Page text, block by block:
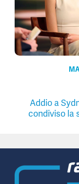
Addio a
condiviso la